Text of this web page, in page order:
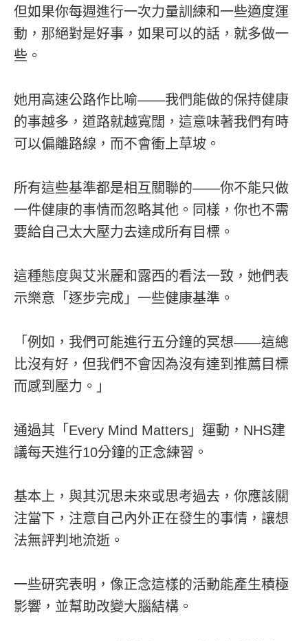
但如果你每週進行一次力量訓練和一些適度運
動，那絕對是好事，如果可以的話，就多做一
些。
她用高速公路作比喻——我們能做的保持健康
的事越多，道路就越寬闊，這意味著我們有時
可以偏離路線，而不會衝上草坡。
所有這些基準都是相互關聯的——你不能只做
一件健康的事情而忽略其他。同樣，你也不需
要給自己太大壓力去達成所有目標。
這種態度與艾米麗和露西的看法一致，她們表
示樂意「逐步完成」一些健康基準。
「例如，我們可能進行五分鐘的冥想——這總
比沒有好，但我們不會因為沒有達到推薦目標
而感到壓力。」
通過其「Every Mind Matters」運動，NHS建
議每天進行10分鐘的正念練習。
基本上，與其沉思未來或思考過去，你應該關
注當下，注意自己內外正在發生的事情，讓想
法無評判地流逝。
一些研究表明，像正念這樣的活動能產生積極
影響，並幫助改變大腦結構。